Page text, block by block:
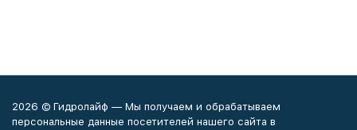
2026 © Гидролайф — Мы получаем и обрабатываем
персональные данные посетителей нашего сайта в